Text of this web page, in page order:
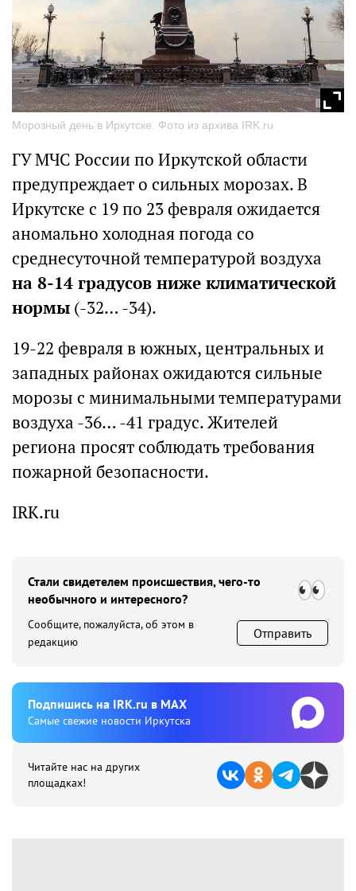
Морозный день в Иркутске. Фото из архива IRK.ru
ГУ МЧС России по Иркутской области
предупреждает о сильных морозах. В
Иркутске с 19 по 23 февраля ожидается
аномально холодная погода со
среднесуточной температурой воздуха
на 8-14 градусов ниже климатической
нормы (-32… -34).
19-22 февраля в южных, центральных и
западных районах ожидаются сильные
морозы с минимальными температурами
воздуха -36… -41 градус. Жителей
региона просят соблюдать требования
пожарной безопасности.
IRK.ru
Стали свидетелем происшествия, чего-то
необычного и интересного?
Сообщите, пожалуйста, об этом в
редакцию
Отправить
Подпишиcь на IRK.ru в MAX
Cамые свежие новости Иркутска
Читайте нас на других
площадках!